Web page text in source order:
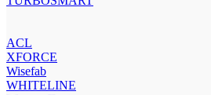
ACL
XFORCE
Wisefab
WHITELINE